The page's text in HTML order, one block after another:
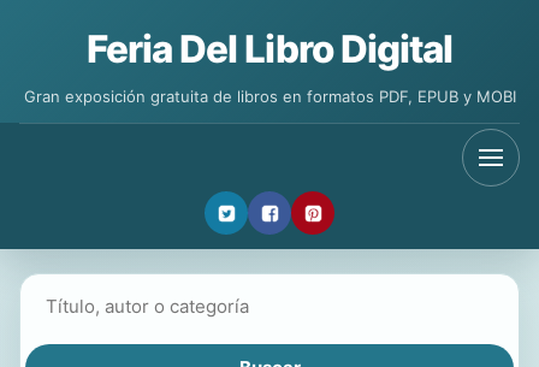
Feria Del Libro Digital
Gran exposición gratuita de libros en formatos PDF, EPUB y MOBI